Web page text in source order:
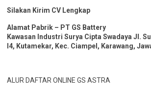
Silakan Kirim CV Lengkap
Alamat Pabrik – PT GS Battery
Kawasan Industri Surya Cipta Swadaya Jl.
I4, Kutamekar, Kec. Ciampel, Karawang,
ALUR DAFTAR ONLINE GS ASTRA